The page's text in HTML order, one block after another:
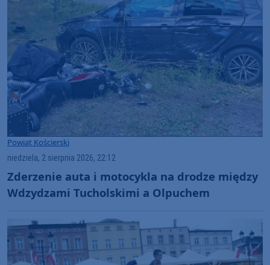
Powiat Kościerski
niedziela, 2 sierpnia 2026, 22:12
Zderzenie auta i motocykla na drodze między
Wdzydzami Tucholskimi a Olpuchem